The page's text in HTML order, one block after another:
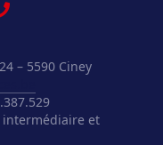
– 5590 Ciney
et